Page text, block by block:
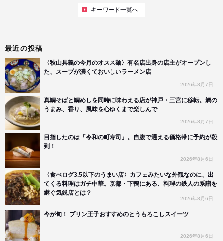
キーワード一覧へ
最近の投稿
〈秋山具義の今月のオスス麺〉有名店出身の店主がオープンし
た、スープが濃くておいしいラーメン店
2026年8月7日
真鯛そばと鯛めしを同時に味わえる店が神戸・三宮に移転。鯛の
うまみ、香り、風味を心ゆくまで楽しんで
2026年8月7日
目指したのは「令和の町寿司」。自腹で通える価格帯に予約が殺
到！
2026年8月6日
〈食べログ3.5以下のうまい店〉カフェみたいな外観なのに、出
てくる料理はガチ中華。京都・下鴨にある、料理の鉄人の系譜を
継ぐ気鋭店とは？
2026年8月6日
今が旬！ プリン王子おすすめのとうもろこしスイーツ
2026年8月6日